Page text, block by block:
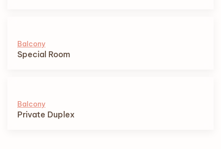
Balcony
Special Room
Balcony
Private Duplex